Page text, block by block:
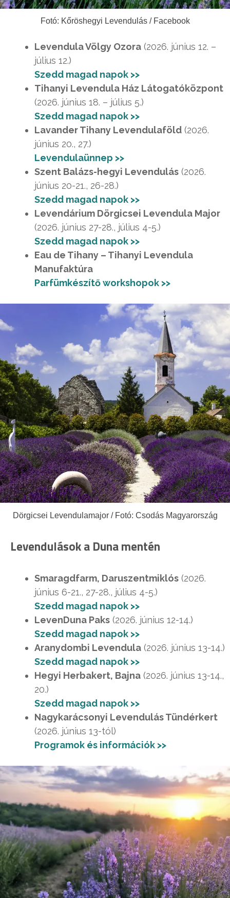
Fotó: Kőröshegyi Levendulás / Facebook
Levendula Völgy Ozora (2026. június 12. –
július 12.)
Szedd magad napok >>
Tihanyi Levendula Ház Látogatóközpont
(2026. június 18. – július 5.)
Szedd magad napok >>
Lavander Tihany Levendulaföld (2026.
június 20., 27.)
Levendulaünnep >>
Szent Balázs-hegyi Levendulás (2026.
június 20-21., 26-28.)
Szedd magad napok >>
Levendárium Dörgicsei Levendula Major
(2026. június 27-28., július 4-5.)
Szedd magad napok >>
Eau de Tihany – Tihanyi Levendula
Manufaktúra
Parfümkészítő workshopok >>
Dörgicsei Levendulamajor / Fotó: Csodás Magyarország
Levendulások a Duna mentén
Smaragdfarm, Daruszentmiklós (2026.
június 6-21., 27-28., július 4-5.)
Szedd magad napok >>
LevenDuna Paks (2026. június 12-14.)
Szedd magad napok >>
Aranydombi Levendula (2026. június 13-14.)
Szedd magad napok >>
Hegyi Herbakert, Bajna (2026. június 13-14.,
20.)
Szedd magad napok >>
Nagykarácsonyi Levendulás Tündérkert
(2026. június 13-tól)
Programok és információk >>